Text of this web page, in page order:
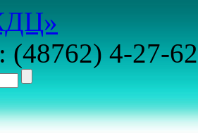
(48762) 4-27-62